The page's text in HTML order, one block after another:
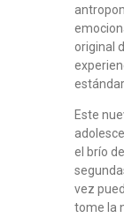
original
Este
el brío
vez
tome la